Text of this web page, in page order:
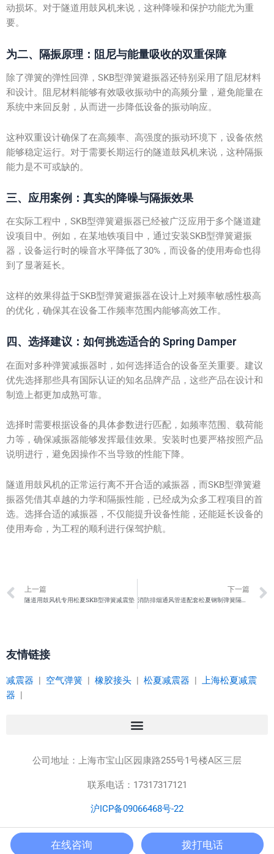
动损坏。对于隧道用鼓风机来说，这种降噪和保护功能尤为重
要。
为二、隔振原理：阻尼与能量吸收的双重保障
除了弹簧的弹性回弹，SKB型弹簧避振器还特别采用了阻尼材料
和设计。阻尼材料能够有效吸收振动中的高频分量，避免能量在
系统中来回反射，从而进一步降低设备的振动响应。
这种双重设计确保了在高频率、高强度的振动环境下，设备依然
能够稳定运行。对于需要长期运行的隧道鼓风机来说，这种隔振
能力是不可或缺的。
三、应用案例：真实的降噪与隔振效果
在实际工程中，SKB型弹簧避振器已经被广泛应用于多个隧道建
设项目中。例如，在某地铁项目中，通过安装SKB型弹簧避振
器，设备运行时的噪音水平降低了30%，而设备的使用寿命也得
到了显著延长。
这样的效果得益于SKB型弹簧避振器在设计上对频率敏感性极高
的优化，确保其在设备工作频率范围内能够高效工作。
四、选择建议：如何挑选适合的 Spring Damper
在面对多种弹簧减振器时，如何选择适合的设备至关重要。建议
优先选择那些具有国际认证的知名品牌产品，这些产品在设计和
制造上都更加成熟可靠。
选择时需要根据设备的具体参数进行匹配，如频率范围、载荷能
力等，确保减振器能够发挥最佳效果。安装时也要严格按照产品
说明进行，避免因操作不当导致的性能下降。
隧道用鼓风机的正常运行离不开合适的减振器，而SKB型弹簧避
振器凭借其卓越的力学和隔振性能，已经成为众多工程项目的首
选。选择合适的减振器，不仅能提升设备性能，还能延长设备的
使用寿命，为工程的顺利进行保驾护航。
Prev
上一篇
隧道用鼓风机专用松夏SKB型弹簧减震垫
下一篇
消防排烟通风管道配套松夏钢制弹簧隔振器
友情链接
减震器 | 空气弹簧 | 橡胶接头 | 松夏减震器 | 上海松夏减震
器 |
公司地址： 上海市宝山区园康路255号1号楼A区三层
联系电话：17317317121
沪ICP备09066468号-22
Copyright © 2023 上海松夏减震器有限公司 版权所有
在线咨询 拨打电话